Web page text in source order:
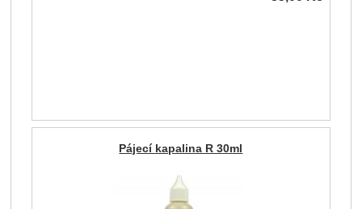
Pájecí kapalina R 30ml